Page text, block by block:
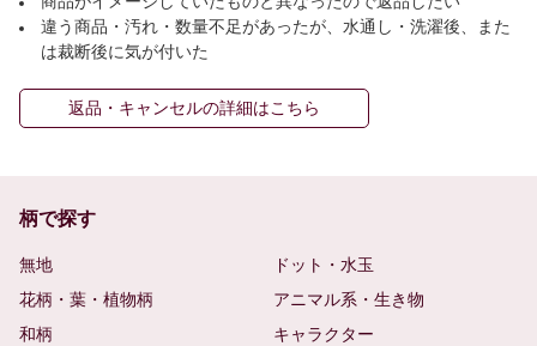
違う商品・汚れ・数量不足があったが、水通し・洗濯後、また
は裁断後に気が付いた
返品・キャンセルの詳細はこちら
柄で探す
無地
ドット・水玉
花柄・葉・植物柄
アニマル系・生き物
和柄
キャラクター